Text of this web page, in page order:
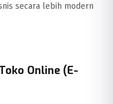
secara lebih modern
Online (E-